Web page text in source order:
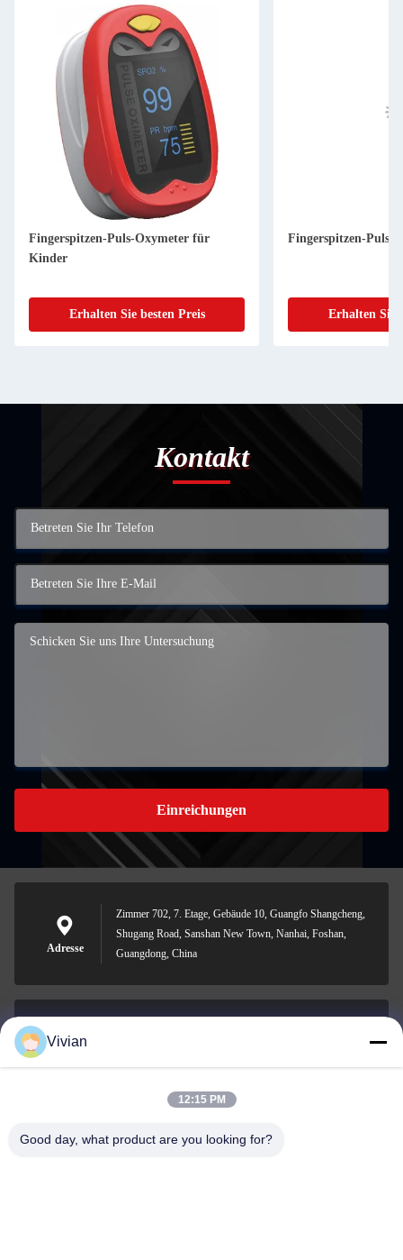
Fingerspitzen-Puls-Oxymeter für
Kinder
Erhalten Sie besten Preis
Fingerspitzen-Puls-
Erhalten Sie
Kontakt
Einreichungen
Adresse
Zimmer 702, 7. Etage, Gebäude 10, Guangfo Shangcheng,
Shugang Road, Sanshan New Town, Nanhai, Foshan,
Guangdong, China
0086-158-1879-0524
Vivian
12:15 PM
Good day, what product are you looking for?